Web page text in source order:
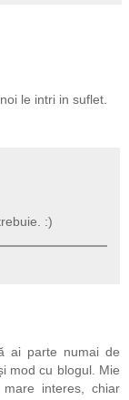
le intri in suflet.
:)
ai parte numai de
mod cu blogul. Mie
interes, chiar